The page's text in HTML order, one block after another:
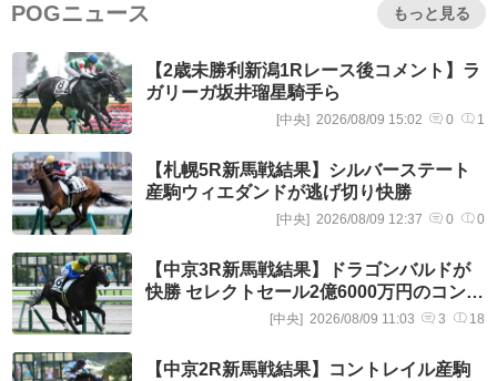
POGニュース もっと見る
【2歳未勝利新潟1Rレース後コメント】ラ
ガリーガ坂井瑠星騎手ら
[中央] 2026/08/09 15:02 0 1
【札幌5R新馬戦結果】シルバーステート
産駒ウィエダンドが逃げ切り快勝
[中央] 2026/08/09 12:37 0 0
【中京3R新馬戦結果】ドラゴンバルドが
快勝 セレクトセール2億6000万円のコント
[中央] 2026/08/09 11:03 3 18
【中京2R新馬戦結果】コントレイル産駒